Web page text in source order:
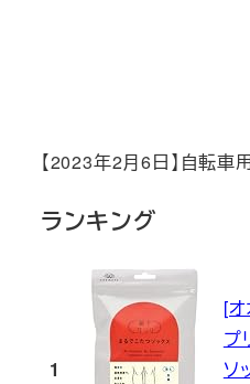
【2023年2月6日】自転車
ランキング
1
[
プ
ソ